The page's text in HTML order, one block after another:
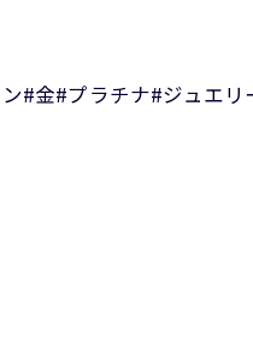
#金#プラチナ#ジュエリ